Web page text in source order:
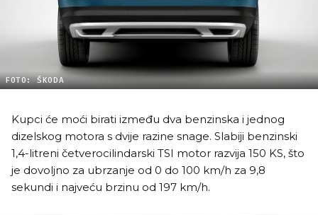
FOTO: ŠKODA
Kupci će moći birati između dva benzinska i jednog
dizelskog motora s dvije razine snage. Slabiji benzinski
1,4-litreni četverocilindarski TSI motor razvija 150 KS, što
je dovoljno za ubrzanje od 0 do 100 km/h za 9,8
sekundi i najveću brzinu od 197 km/h.